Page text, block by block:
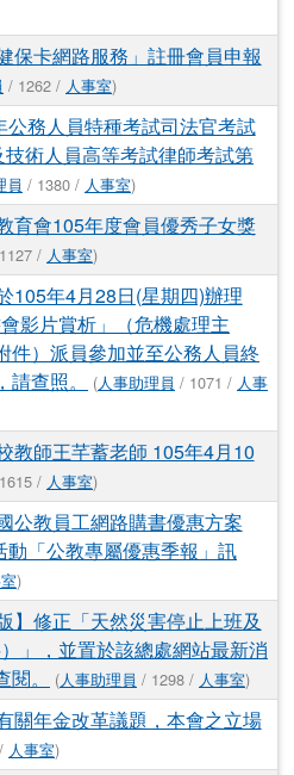
保卡網路服務」註冊會員申報
/ 1262 / 人事室)
公務人員特種考試司法官考試
術人員高等考試律師考試第
員 / 1380 / 人事室)
育會105年度會員優秀子女獎
/ 人事室)
105年4月28日(星期四)辦理
影片賞析」（危機處理主
件）派員參加並至公務人員終
查照。
(人事助理員 / 1071 / 人事
教師王芊蓄老師 105年4月10
/ 人事室)
公教員工網路購書優惠方案
「公教專屬優惠季報」訊
)
】修正「天然災害停止上班及
」，並置於該總處網站最新消
。
(人事助理員 / 1298 / 人事室)
關年金改革議題，本會之立場
人事室)